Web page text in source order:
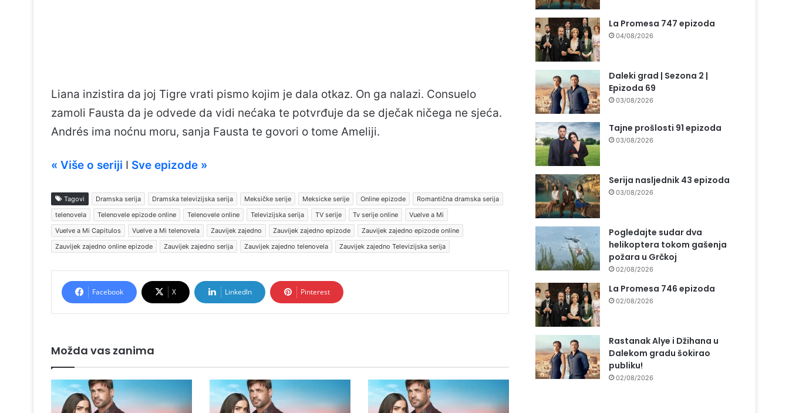
Liana inzistira da joj Tigre vrati pismo kojim je dala otkaz. On ga nalazi. Consuelo
zamoli Fausta da je odvede da vidi nećaka te potvrđuje da se dječak ničega ne sjeća.
Andrés ima noćnu moru, sanja Fausta te govori o tome Ameliji.
« Više o seriji I Sve epizode »
Tagovi Dramska serija Dramska televizijska serija Meksičke serije Meksicke serije Online epizode
Romantična dramska serija
telenovela
Telenovele epizode online Telenovele online Televizijska serija TV serije Tv serije online
Vuelve a Mi
Vuelve a Mi Capitulos
Vuelve a Mi telenovela Zauvijek zajedno Zauvijek zajedno epizode
Zauvijek zajedno epizode online
Zauvijek zajedno online epizode
Zauvijek zajedno serija Zauvijek zajedno telenovela Zauvijek zajedno Televizijska serija
Facebook X LinkedIn Pinterest
Možda vas zanima
La Promesa 747 epizoda
04/08/2026
Daleki grad | Sezona 2 |
Epizoda 69
03/08/2026
Tajne prošlosti 91 epizoda
03/08/2026
Serija nasljednik 43 epizoda
03/08/2026
Pogledajte sudar dva
helikoptera tokom gašenja
požara u Grčkoj
02/08/2026
La Promesa 746 epizoda
02/08/2026
Rastanak Alye i Džihana u
Dalekom gradu šokirao
publiku!
02/08/2026